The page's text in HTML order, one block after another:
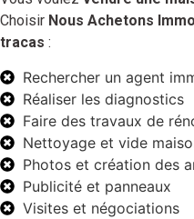
Choisir Nous Achetons Immo
tracas :
Rechercher un agent
Réaliser les diagnostics
Faire des travaux de
Nettoyage et vide
Photos et création des
Publicité et panneaux
Visites et négociations